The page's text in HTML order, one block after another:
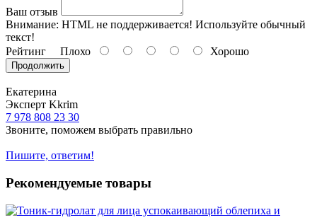
Ваш отзыв
Внимание: HTML не поддерживается! Используйте обычный
текст!
Рейтинг Плохо Хорошо
Продолжить
Екатерина
Эксперт Kkrim
7 978 808 23 30
Звоните, поможем выбрать правильно
Пишите, ответим!
Рекомендуемые товары